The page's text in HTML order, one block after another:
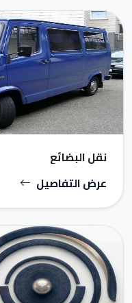
نقل البضائع
عرض التفاصيل